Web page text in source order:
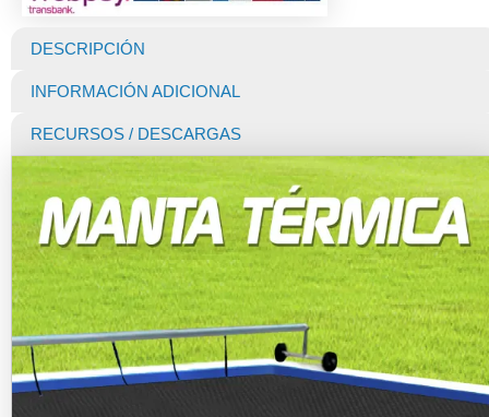
EcoBubble
Micras
(Dunner)
20
X
MTS
cantidad
DESCRIPCIÓN
INFORMACIÓN ADICIONAL
RECURSOS / DESCARGAS